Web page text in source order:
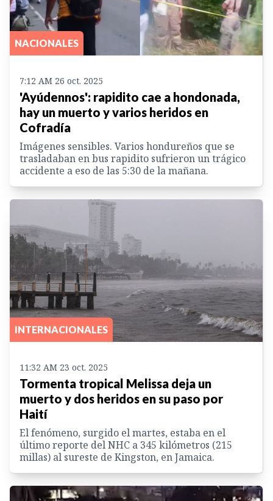
NACIONALES
7:12 AM 26 oct. 2025
'Ayúdennos': rapidito cae a hondonada,
hay un muerto y varios heridos en
Cofradía
Imágenes sensibles. Varios hondureños que se
trasladaban en bus rapidito sufrieron un trágico
accidente a eso de las 5:30 de la mañana.
INTERNACIONALES
11:32 AM 23 oct. 2025
Tormenta tropical Melissa deja un
muerto y dos heridos en su paso por
Haití
El fenómeno, surgido el martes, estaba en el
último reporte del NHC a 345 kilómetros (215
millas) al sureste de Kingston, en Jamaica.